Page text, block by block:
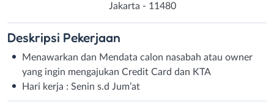
Jakarta - 11480
Deskripsi Pekerjaan
Menawarkan dan Mendata calon nasabah atau owner
yang ingin mengajukan Credit Card dan KTA
Hari kerja : Senin s.d Jum’at